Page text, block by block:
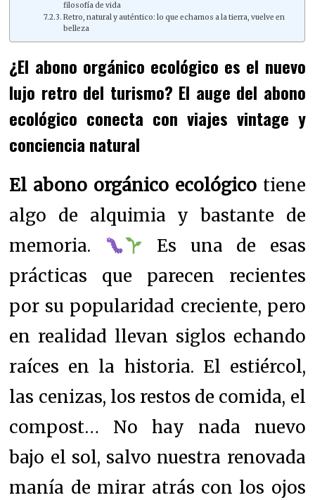
filosofía de vida
Retro, natural y auténtico: lo que echamos a la tierra, vuelve en
belleza
¿El abono orgánico ecológico es el nuevo
lujo retro del turismo? El auge del abono
ecológico conecta con viajes vintage y
conciencia natural
El abono orgánico ecológicotiene
algo de alquimia y bastante de
memoria.
Es una de esas
prácticas que parecen recientes
por su popularidad creciente, pero
en realidad llevan siglos echando
raíces en la historia. El estiércol,
las cenizas, los restos de comida, el
compost… No hay nada nuevo
bajo el sol, salvo nuestra renovada
manía de mirar atrás con los ojos